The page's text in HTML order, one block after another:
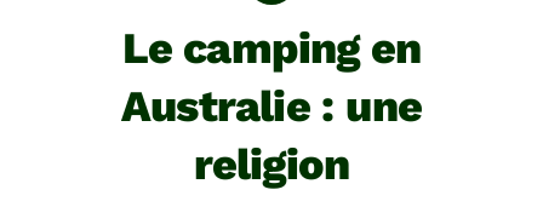
Le camping en
Australie : une
religion